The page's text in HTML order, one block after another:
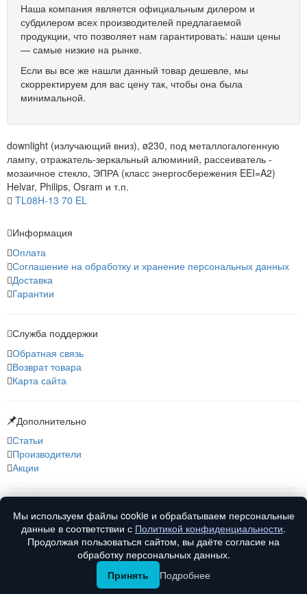
Наша компания является официальным дилером и
субдилером всех производителей предлагаемой
продукции, что позволяет нам гарантировать: наши цены
— самые низкие на рынке.
Если вы все же нашли данный товар дешевле, мы
скорректируем для вас цену так, чтобы она была
минимальной.
downlight (излучающий вниз), ø230, под металлогалогенную
лампу, отражатель-зеркальный алюминий, рассеиватель -
мозаичное стекло, ЭПРА (класс энергосбережения EEI=A2)
Helvar, Philips, Osram и т.п.
TL08H-13 70 EL
Информация
Оплата
Соглашение на обработку и хранение персональных данных
Доставка
Гарантии
Служба поддержки
Обратная связь
Возврат товара
Карта сайта
Дополнительно
Статьи
Производители
Акции
О компании
Контакты
© Vfirma.ru 2008-2026 г. Все права защищены.
Мы используем файлы cookie и обрабатываем персональные
данные в соответствии с Политикой конфиденциальности.
Продолжая пользоваться сайтом, вы даёте согласие на
обработку персональных данных.
Принять
Подробнее